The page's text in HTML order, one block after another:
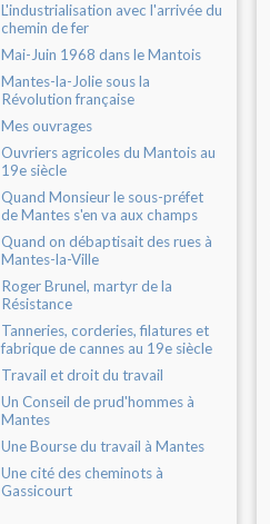
L'industrialisation avec l'arrivée du
chemin de fer
Mai-Juin 1968 dans le Mantois
Mantes-la-Jolie sous la
Révolution française
Mes ouvrages
Ouvriers agricoles du Mantois au
19e siècle
Quand Monsieur le sous-préfet
de Mantes s'en va aux champs
Quand on débaptisait des rues à
Mantes-la-Ville
Roger Brunel, martyr de la
Résistance
Tanneries, corderies, filatures et
fabrique de cannes au 19e siècle
Travail et droit du travail
Un Conseil de prud'hommes à
Mantes
Une Bourse du travail à Mantes
Une cité des cheminots à
Gassicourt